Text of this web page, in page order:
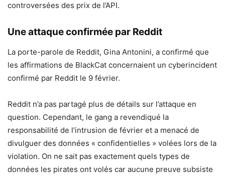
controversées des prix de l’API.
Une attaque confirmée par Reddit
La porte-parole de Reddit, Gina Antonini, a confirmé que
les affirmations de BlackCat concernaient un cyberincident
confirmé par Reddit le 9 février.
Reddit n’a pas partagé plus de détails sur l’attaque en
question. Cependant, le gang a revendiqué la
responsabilité de l’intrusion de février et a menacé de
divulguer des données « confidentielles » volées lors de la
violation. On ne sait pas exactement quels types de
données les pirates ont volés car aucune preuve subsiste